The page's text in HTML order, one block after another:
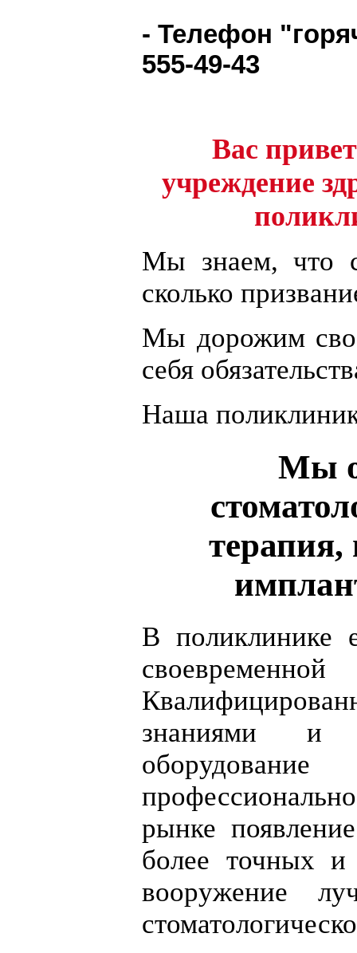
- Телефон
555-49-43
Вас
учреждение
Мы знаем, что
сколько
Мы дорожим
себя
Наша
Мы
терапия,
В поликлинике
знаниями и
рынке
более точных
вооружение